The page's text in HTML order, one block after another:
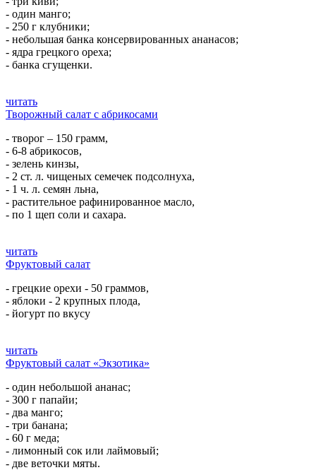
- один манго;
- 250 г клубники;
- небольшая банка консервированных ананасов;
- ядра грецкого ореха;
- банка сгущенки.
читать
Творожный салат с абрикосами
- творог – 150 грамм,
- 6-8 абрикосов,
- зелень кинзы,
- 2 ст. л. чищеных семечек подсолнуха,
- 1 ч. л. семян льна,
- растительное рафинированное масло,
- по 1 щеп соли и сахара.
читать
Фруктовый салат
- грецкие орехи - 50 граммов,
- яблоки - 2 крупных плода,
- йогурт по вкусу
читать
Фруктовый салат «Экзотика»
- один небольшой ананас;
- 300 г папайи;
- два манго;
- три банана;
- 60 г меда;
- лимонный сок или лаймовый;
- две веточки мяты.